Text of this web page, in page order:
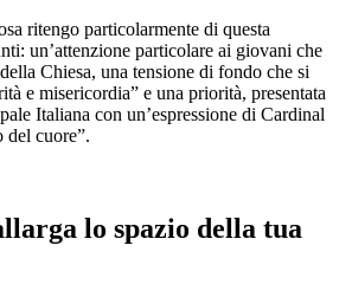
ritengo particolarmente di questa
un’attenzione particolare ai giovani che
Chiesa, una tensione di fondo che si
e misericordia” e una priorità, presentata
Italiana con un’espressione di Cardinal
cuore”.
lo spazio della tua